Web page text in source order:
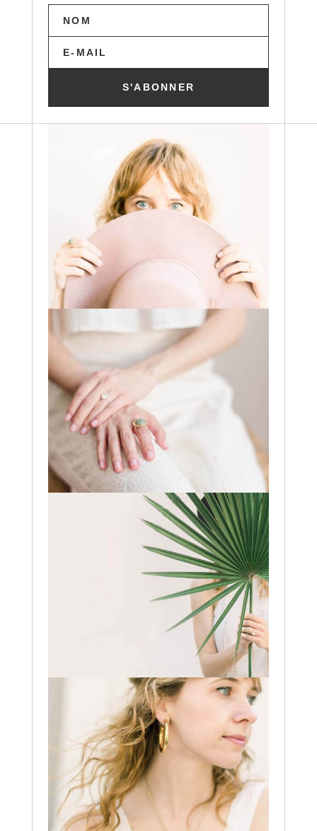
S'ABONNER